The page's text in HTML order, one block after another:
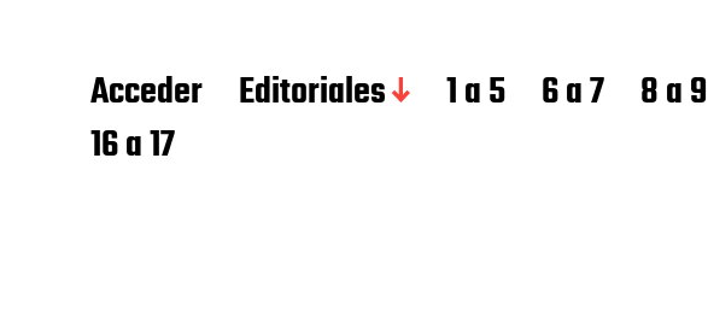
Acceder Editoriales 1 a 5 6 a 7 8 a 9
16 a 17